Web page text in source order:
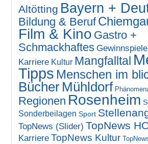
Altötting Bayern +
Bildung & Beruf
Film & Kino Gastro +
Schmackhaftes Gewinnspiele
Karriere Kultur Mangfalltal
Tipps Menschen im
Bücher Mühldorf
Regionen Rosenheim
Sonderbeilagen Sport
TopNews (Slider) TopNews
Karriere TopNews Kultur